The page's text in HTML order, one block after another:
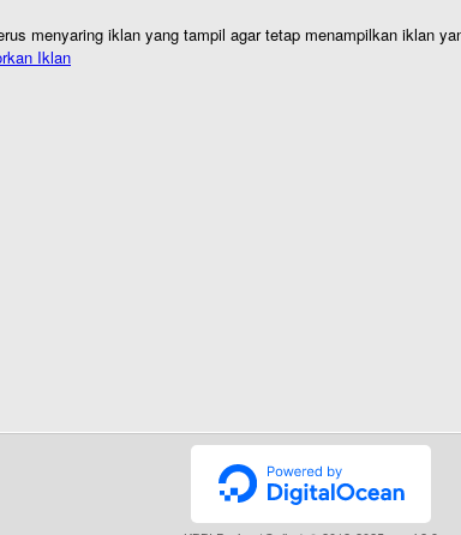
menyaring iklan yang tampil agar tetap menampilkan iklan
Iklan